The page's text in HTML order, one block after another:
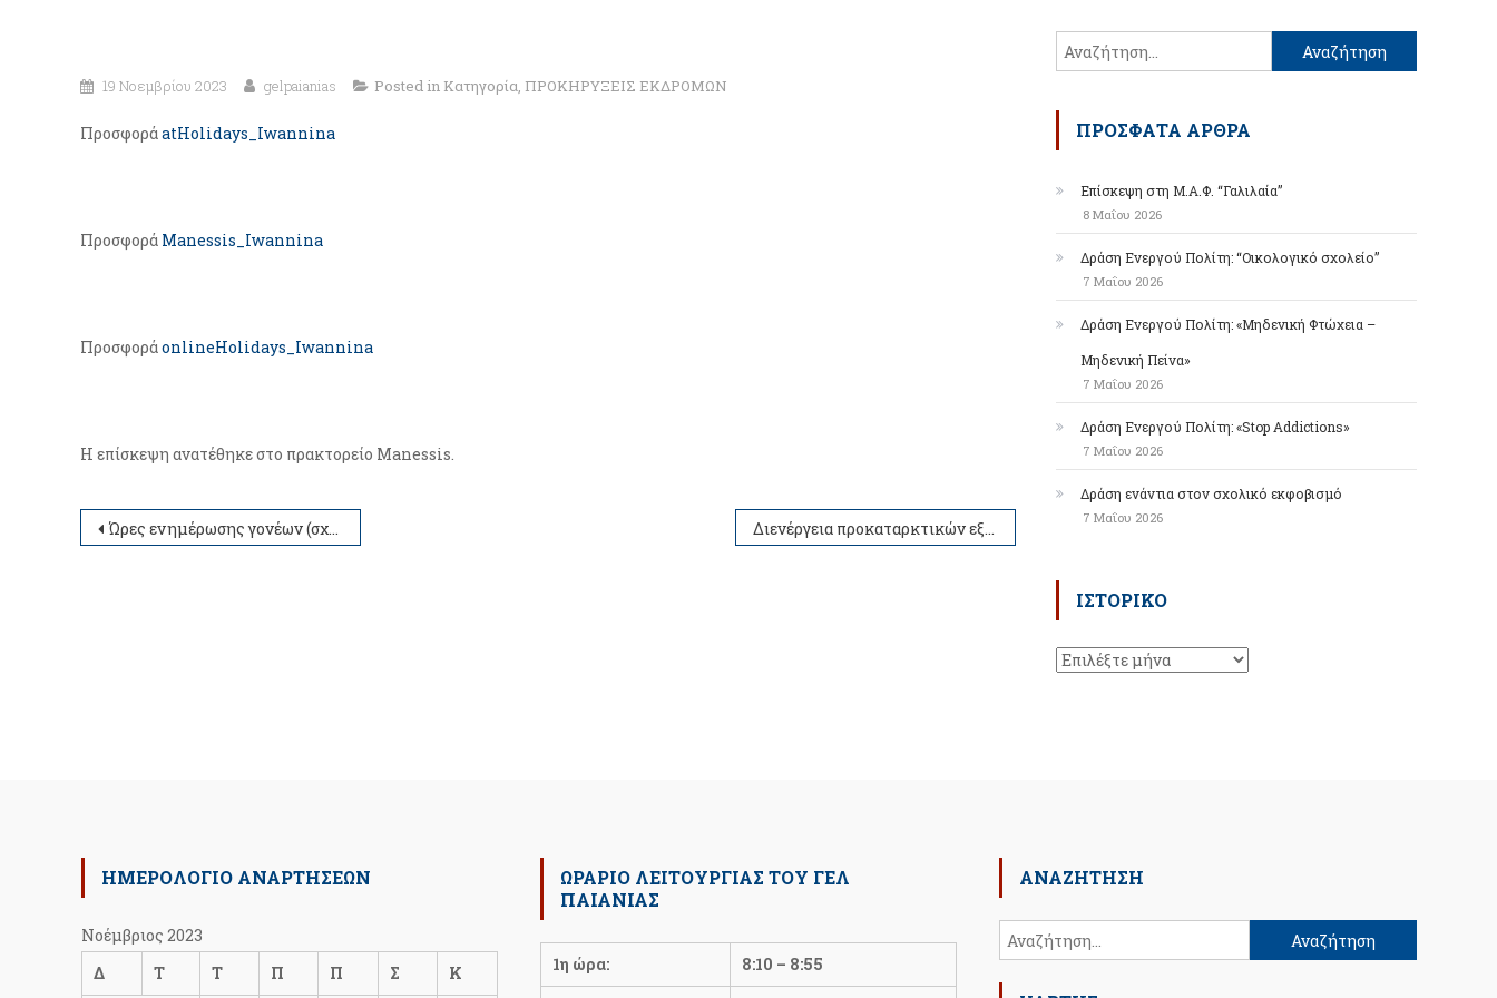
19 Νοεμβρίου 2023 gelpaianias Posted in Κατηγορία, ΠΡΟΚΗΡΥΞΕΙΣ ΕΚΔΡΟΜΩΝ
ΠροσφοράatHolidays_Iwannina
Προσφορά Manessis_Iwannina
ΠροσφοράonlineHolidays_Iwannina
Η επίσκεψη ανατέθηκε στο πρακτορείο Manessis.
Πλοήγηση
Ώρες ενημέρωσης γονέων (σχολικό έτος 2024-2025) Διενέργεια προκαταρκτικών εξετάσεων (ΠΚΕ) για την εισαγωγή στις Σχολές του Λιμενικού Σώματος, στις Στρατιωτικές Σχολές, στις Σχολές του Πυροσβεστικού Σώματος, στις Σχολές της Ελληνικής Αστυνομίας και υγειονομικών εξετάσεων για τις Ακαδημίες Εμπορικού Ναυτικού, έτους 2024
Αναζήτηση
για:
ΠΡΌΣΦΑΤΑ ΆΡΘΡΑ
Επίσκεψη στη Μ.Α.Φ. “Γαλιλαία”
8 Μαΐου 2026
Δράση Ενεργού Πολίτη: “Οικολογικό σχολείο”
7 Μαΐου 2026
Δράση Ενεργού Πολίτη: «Μηδενική Φτώχεια –
Μηδενική Πείνα»
7 Μαΐου 2026
Δράση Ενεργού Πολίτη: «Stop Addictions»
7 Μαΐου 2026
Δράση ενάντια στον σχολικό εκφοβισμό
7 Μαΐου 2026
ΙΣΤΟΡΙΚΌ
Ιστορικό
ΗΜΕΡΟΛΟΓΙΟ ΑΝΑΡΤΗΣΕΩΝ
Νοέμβριος 2023
Δ
Τ Τ Π Π Σ Κ
ΩΡΆΡΙΟ ΛΕΙΤΟΥΡΓΊΑΣ ΤΟΥ ΓΕΛ
ΠΑΙΑΝΊΑΣ
1η ώρα: 8:10 – 8:55
ΑΝΑΖΉΤΗΣΗ
Αναζήτηση
για: